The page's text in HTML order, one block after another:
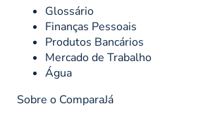
Glossário
Finanças Pessoais
Produtos Bancários
Mercado de Trabalho
Água
Sobre o ComparaJá